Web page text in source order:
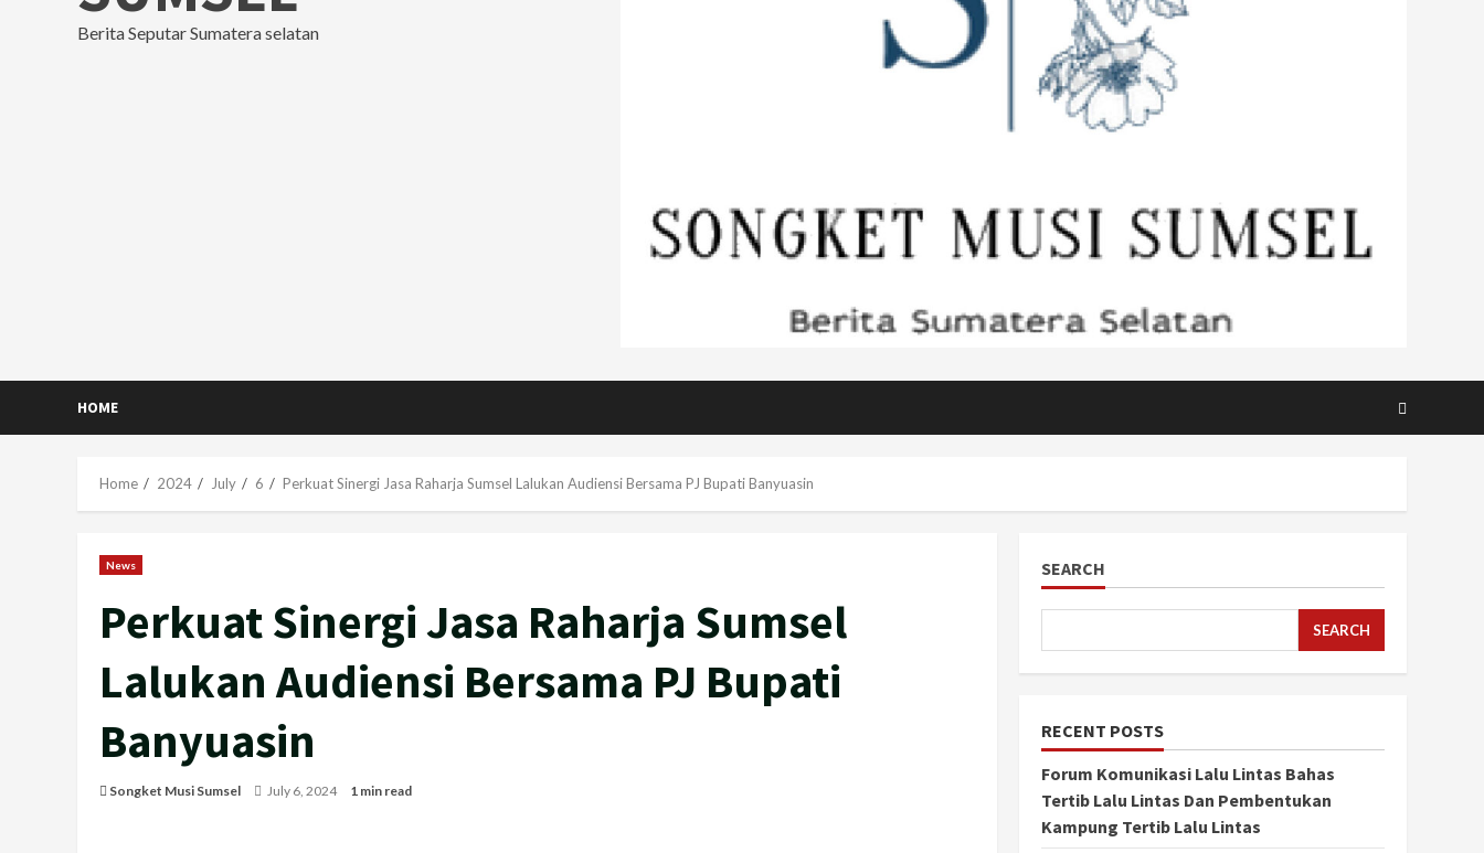
Berita Seputar Sumatera selatan
HOME
Home 2024 July 6 Perkuat Sinergi Jasa Raharja Sumsel Lalukan Audiensi Bersama PJ Bupati Banyuasin
News
Perkuat Sinergi Jasa Raharja Sumsel
Lalukan Audiensi Bersama PJ Bupati
Banyuasin
Songket Musi Sumsel July 6, 2024 1 min read
SEARCH
SEARCH
RECENT POSTS
Forum Komunikasi Lalu Lintas Bahas
Tertib Lalu Lintas Dan Pembentukan
Kampung Tertib Lalu Lintas